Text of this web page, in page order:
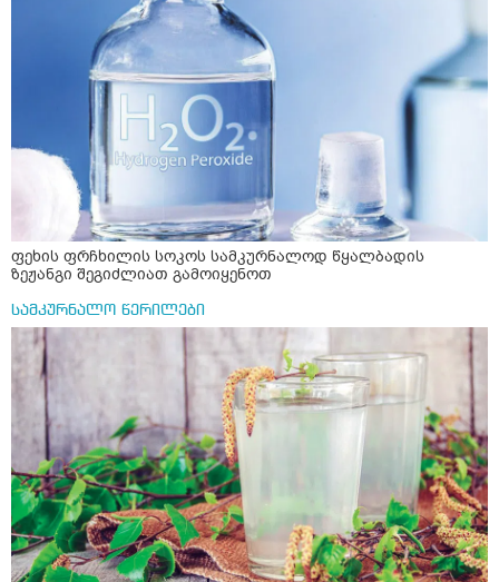
ფეხის ფრჩხილის სოკოს სამკურნალოდ წყალბადის
ზეჟანგი შეგიძლიათ გამოიყენოთ
სამკურნალო წერილები